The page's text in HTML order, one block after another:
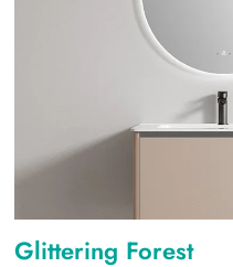
Glittering Forest